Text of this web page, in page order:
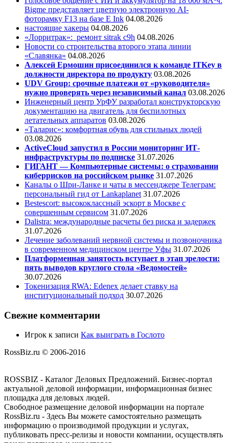
Bigme представляет цветную электронную AI-
фоторамку F13 на базе E Ink 04.08.2026
настоящие хакеры 04.08.2026
«Лорритрак»: ремонт sitrak c9h 04.08.2026
Новости со строительства второго этапа линии
«Славянка» 04.08.2026
Алексей Ермошин присоединился к команде ITKey в
должности директора по продукту 03.08.2026
UDV Group: срочные платежи от «руководителя»
нужно проверять через независимый канал 03.08.2026
Инженерный центр УрФУ разработал конструкторскую
документацию на двигатель для беспилотных
летательных аппаратов 03.08.2026
«Таларис»: комфортная обувь для стильных людей
03.08.2026
ActiveCloud запустил в России мониторинг ИТ-
инфраструктуры по подписке 31.07.2026
ГИГАНТ — Компьютерные системы: о страховании
киберрисков на российском рынке 31.07.2026
Каналы о Шри-Ланке и чаты в мессенджере Телеграм:
персональный гид от Lankaplanet 31.07.2026
Bestescort: высококлассный эскорт в Москве с
совершенным сервисом 31.07.2026
Dalistra: международные расчеты без риска и задержек
31.07.2026
Лечение заболеваний нервной системы и позвоночника
в современном медицинском центре Уфы 31.07.2026
Платформенная занятость вступает в этап зрелости:
пять выводов круглого стола «Ведомостей»
30.07.2026
Токенизация RWA: Edenex делает ставку на
институциональный подход 30.07.2026
Свежие комментарии
Игрок к записи Как выиграть в Гослото
RossBiz.ru © 2006-2016
ROSSBIZ - Каталог Деловых Предложений. Бизнес-портал
актуальной деловой информации, информационная бизнес
площадка для деловых людей.
Свободное размещение деловой информации на портале
RossBiz.ru - Здесь Вы можете самостоятельно размещать
информацию о производимой продукции и услугах,
публиковать пресс-релизы и новости компании, осуществлять